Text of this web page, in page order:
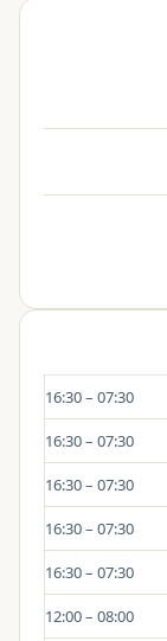
07:30 – 16:30
07:30 – 16:30
07:30 – 16:30
07:30 – 16:30
07:30 – 16:30
08:00 – 12:00